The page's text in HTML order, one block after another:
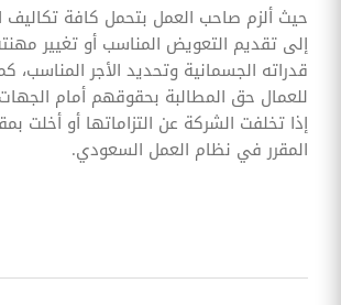
حيث ألزم صاحب العمل بتحمل كافة تكاليف
إلى تقديم التعويض المناسب أو تغيير
قدراته الجسمانية وتحديد الأجر المناسب،
للعمال حق المطالبة بحقوقهم أمام
إذا تخلفت الشركة عن التزاماتها أو أخلت
المقرر في نظام العمل السعودي.